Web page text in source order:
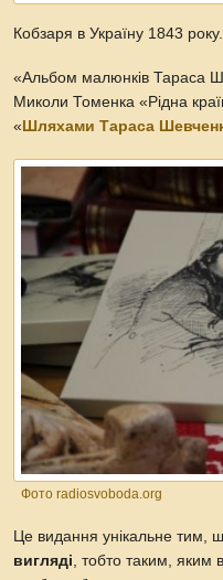
Кобзаря в Україну 1843 року.
«Альбом малюнків Тараса
Миколи Томенка «Рідна
« Шляхами Тараса
Фото radiosvoboda.org
Це видання унікальне тим,
вигляді, тобто таким, яким